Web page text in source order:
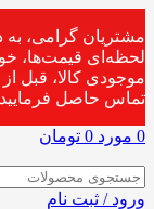
مشتریان گرامی، به
لحظه‌ای قیمت‌ها،
موجودی کالا، قبل
تماس حاصل
0 مورد 0 تومان
ورود / ثبت نام